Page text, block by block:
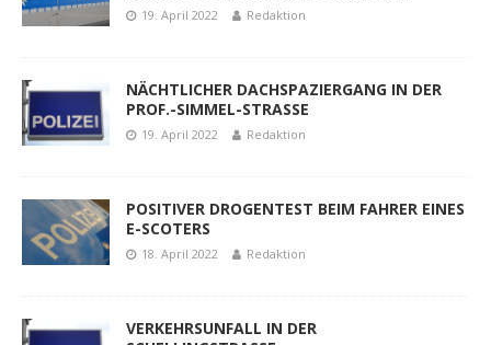
19. April 2022 Redaktion
NÄCHTLICHER DACHSPAZIERGANG IN DER
PROF.-SIMMEL-STRASSE
19. April 2022 Redaktion
POSITIVER DROGENTEST BEIM FAHRER EINES
E-SCOTERS
18. April 2022 Redaktion
VERKEHRSUNFALL IN DER